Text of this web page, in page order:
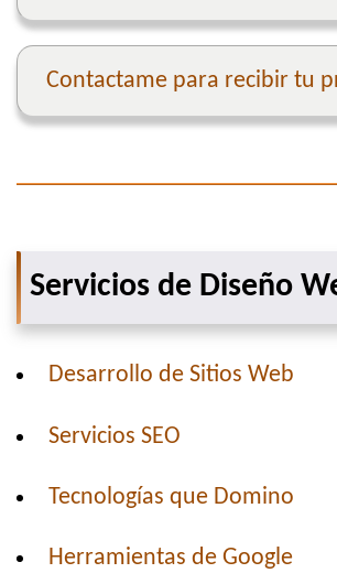
Contactame para recibir tu
Servicios de Diseño
Desarrollo de Sitios Web
Servicios SEO
Tecnologías que Domino
Herramientas de Google